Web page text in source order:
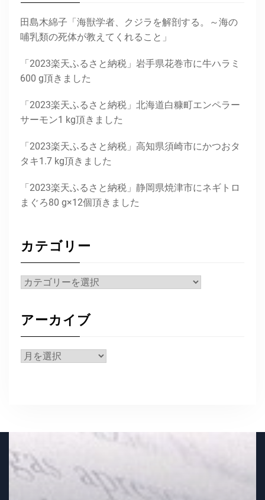
田島木綿子「海獣学者、クジラを解剖する。～海の
哺乳類の死体が教えてくれること」
「2023楽天ふるさと納税」岩手県花巻市に牛ハラミ
600 g頂きました
「2023楽天ふるさと納税」北海道白糠町エンペラー
サーモン1 kg頂きました
「2023楽天ふるさと納税」高知県須崎市にかつおタ
タキ1.7 kg頂きました
「2023楽天ふるさと納税」静岡県焼津市にネギトロ
まぐろ80 g×12個頂きました
カテゴリー
カ
リ
ー
アーカイブ
ア